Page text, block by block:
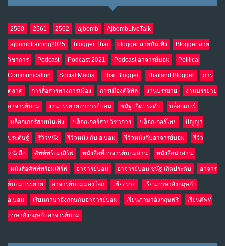
2560 2561 2562 ajbomb AjbombLiveTalk
ajbombtraining2025 blogger Thai blogger สายบันเทิง Blogger สาย
วิชาการ Podcast Podcast 2021 Podcast อาจารย์บอม Political
Communication Social Media Thai Blogger Thailand Blogger การ
ตลาด การสื่อสารทางการเมือง การเมืองดิจิทัล งานบรรยาย งานบรรยาย
อาจารย์บอม งานบรรยายอาจารย์บอม ชนัฐ เกิดประดับ บล็อกเกอร์
บล็อกเกอร์สายบันเทิง บล็อกเกอร์สายวิชาการ บล็อกเกอร์ไทย ปัญญา
ประดิษฐ์ รีวิวหนัง รีวิวหนัง กับ อ.บอม รีวิวหนังกับอาจารย์บอม รีวิว
หนังสือ ศัพท์พร้อมเสิร์ฟ หนังสือที่อาจารย์บอมอ่าน หนังสือน่าอ่าน
หนังสือศัพท์พร้อมเสิร์ฟ อาจารย์บอม อาจารย์บอม ชนัฐ เกิดประดับ อาจาร
ย์บอมบรรยาย อาจารย์บอมมองโลก เชียงราย เรียนภาษาอังกฤษกับ
อ.บอม เรียนภาษาอังกฤษกับอาจารย์บอม เรียนภาษาอังกฤษฟรี เรียนศัพท์
ภาษาอังกฤษกับอาจารย์บอม